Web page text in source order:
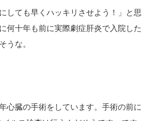
しても早くハッキリさせよう！」と思
何十年も前に実際劇症肝炎で入院した
うな。
心臓の手術をしています。手術の前に